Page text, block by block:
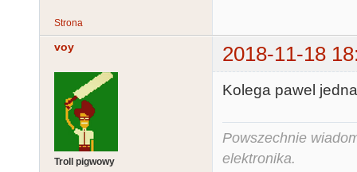
Strona
voy 2018-11-18
Troll pigwowy
Kolega pawel
Powszechnie
elektronika.